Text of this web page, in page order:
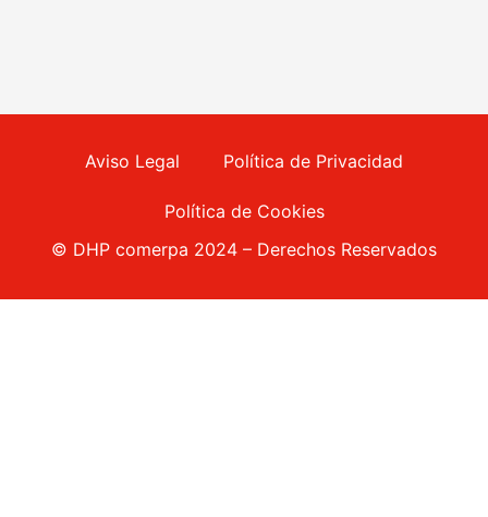
Aviso Legal Política de Privacidad
Política de Cookies
© DHP comerpa 2024 – Derechos Reservados